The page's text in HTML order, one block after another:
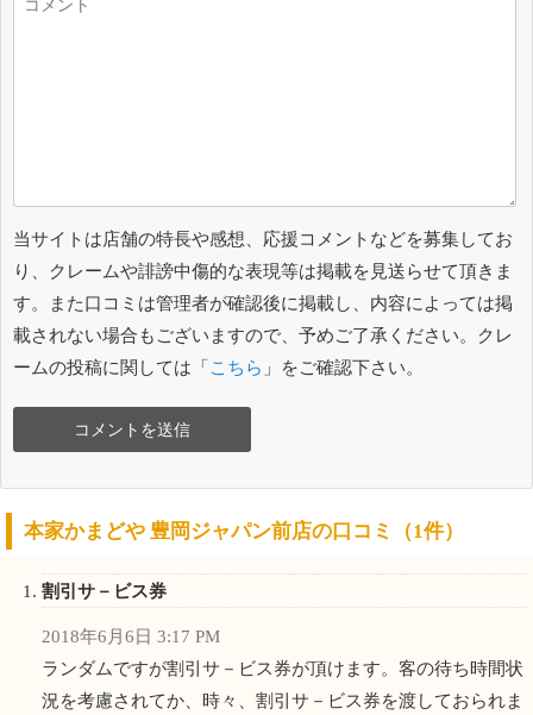
当サイトは店舗の特長や感想、応援コメントなどを募集してお
り、クレームや誹謗中傷的な表現等は掲載を見送らせて頂きま
す。また口コミは管理者が確認後に掲載し、内容によっては掲
載されない場合もございますので、予めご了承ください。クレ
ームの投稿に関しては「こちら 」をご確認下さい。
本家かまどや 豊岡ジャパン前店の口コミ（1件）
割引サ－ビス券
2018年6月6日 3:17 PM
ランダムですが割引サ－ビス券が頂けます。客の待ち時間状
況を考慮されてか、時々、割引サ－ビス券を渡しておられま